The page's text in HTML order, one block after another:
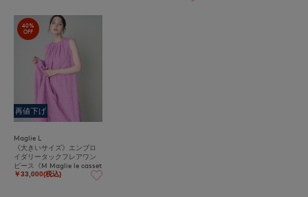
40%
OFF
再値下げ
Maglie L
《大きいサイズ》エンブロ
イダリータックフレアワン
ピース《M Maglie le casset
to》
￥33,000(税込)